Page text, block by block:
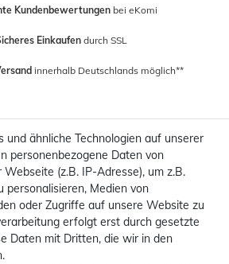
Kundenbewertungen bei eKomi
Einkaufen durch SSL
innerhalb Deutschlands möglich**
ähnliche Technologien auf unserer
personenbezogene Daten von
(z.B. IP-Adresse), um z.B.
personalisieren, Medien von
oder Zugriffe auf unsere Website zu
erfolgt erst durch gesetzte
Daten mit Dritten, die wir in den